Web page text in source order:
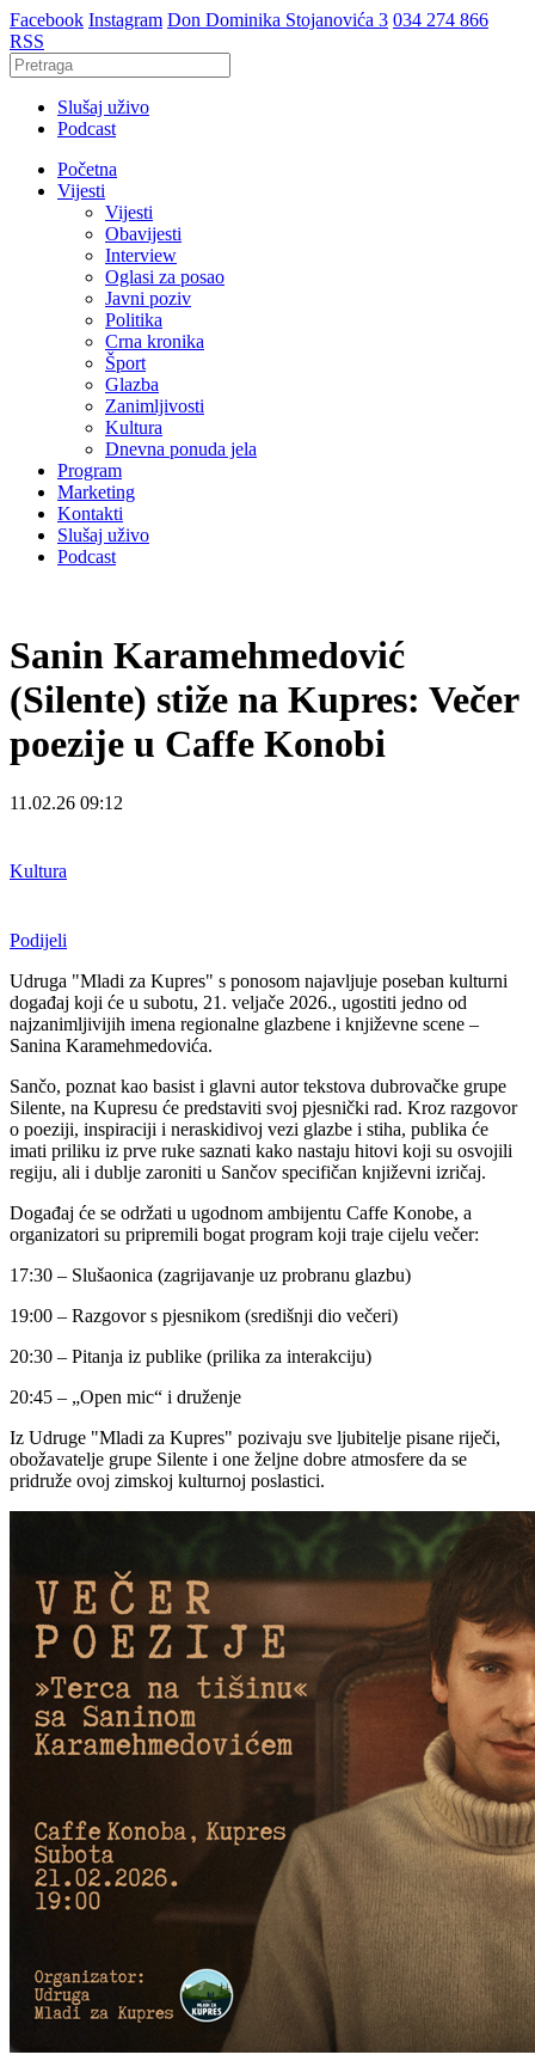
Facebook Instagram Don Dominika Stojanovića 3 034 274 866
RSS
Slušaj uživo
Podcast
Početna
Vijesti
Vijesti
Obavijesti
Interview
Oglasi za posao
Javni poziv
Politika
Crna kronika
Šport
Glazba
Zanimljivosti
Kultura
Dnevna ponuda jela
Program
Marketing
Kontakti
Slušaj uživo
Podcast
Sanin Karamehmedović
(Silente) stiže na Kupres: Večer
poezije u Caffe Konobi
11.02.26 09:12
Kultura
Podijeli
Udruga "Mladi za Kupres" s ponosom najavljuje poseban kulturni
događaj koji će u subotu, 21. veljače 2026., ugostiti jedno od
najzanimljivijih imena regionalne glazbene i književne scene –
Sanina Karamehmedovića.
Sančo, poznat kao basist i glavni autor tekstova dubrovačke grupe
Silente, na Kupresu će predstaviti svoj pjesnički rad. Kroz razgovor
o poeziji, inspiraciji i neraskidivoj vezi glazbe i stiha, publika će
imati priliku iz prve ruke saznati kako nastaju hitovi koji su osvojili
regiju, ali i dublje zaroniti u Sančov specifičan književni izričaj.
Događaj će se održati u ugodnom ambijentu Caffe Konobe, a
organizatori su pripremili bogat program koji traje cijelu večer:
17:30 – Slušaonica (zagrijavanje uz probranu glazbu)
19:00 – Razgovor s pjesnikom (središnji dio večeri)
20:30 – Pitanja iz publike (prilika za interakciju)
20:45 – „Open mic“ i druženje
Iz Udruge "Mladi za Kupres" pozivaju sve ljubitelje pisane riječi,
obožavatelje grupe Silente i one željne dobre atmosfere da se
pridruže ovoj zimskoj kulturnoj poslastici.